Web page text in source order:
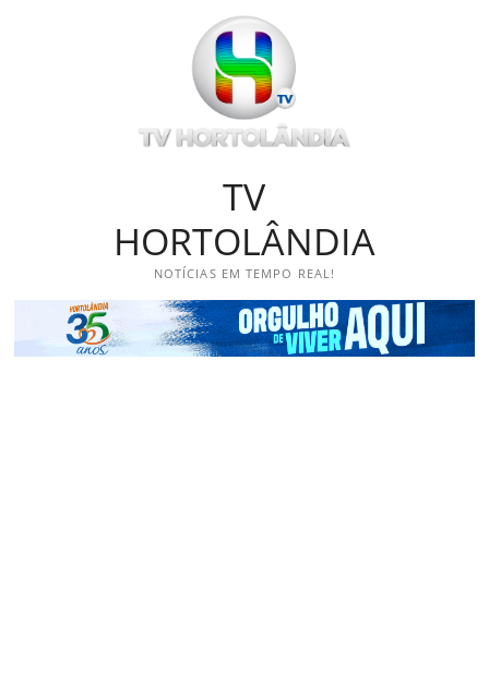
TV
HORTOLÂNDIA
NOTÍCIAS EM TEMPO REAL!